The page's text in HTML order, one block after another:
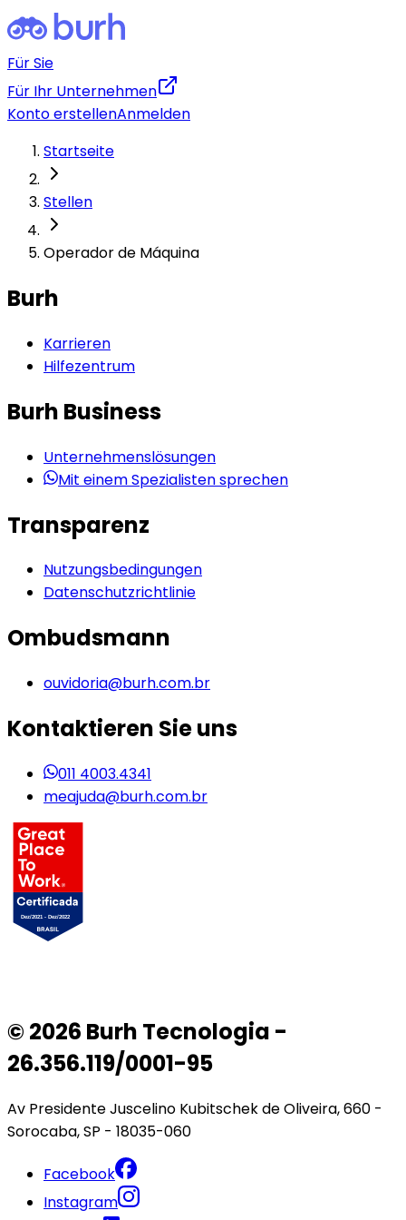
Für Sie
Für Ihr Unternehmen
Konto erstellenAnmelden
Startseite
Stellen
Operador de Máquina
Burh
Karrieren
Hilfezentrum
Burh Business
Unternehmenslösungen
Mit einem Spezialisten sprechen
Transparenz
Nutzungsbedingungen
Datenschutzrichtlinie
Ombudsmann
ouvidoria@burh.com.br
Kontaktieren Sie uns
011 4003.4341
meajuda@burh.com.br
© 2026 Burh Tecnologia -
26.356.119/0001-95
Av Presidente Juscelino Kubitschek de Oliveira, 660 -
Sorocaba, SP - 18035-060
Facebook
Instagram